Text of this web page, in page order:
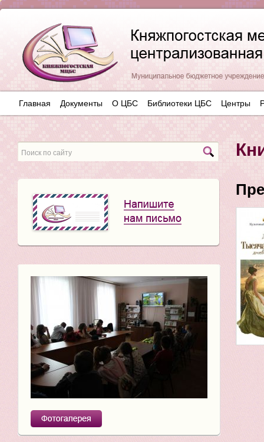
Главная Документы О ЦБС Библиотеки ЦБС Центры